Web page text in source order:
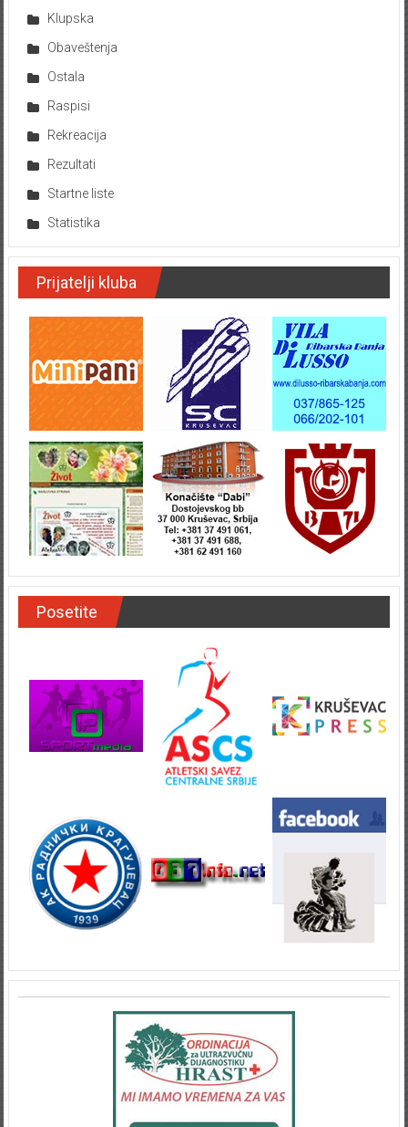
Klupska
Obaveštenja
Ostala
Raspisi
Rekreacija
Rezultati
Startne liste
Statistika
Prijatelji kluba
Posetite